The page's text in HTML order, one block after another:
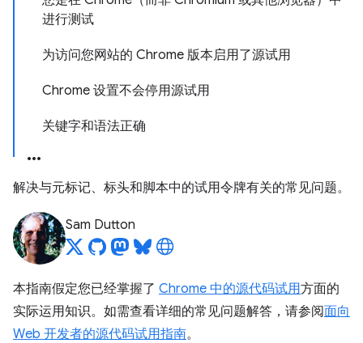
进行测试
为访问您网站的 Chrome 版本启用了源试用
Chrome 设置不会停用源试用
关键字和语法正确
解决与元标记、标头和脚本中的试用令牌有关的常见问题。
Sam Dutton
本指南假定您已经掌握了 Chrome 中的源代码试用方面的
实际运用知识。如需查看详细的常见问题解答，请参阅面向
Web 开发者的源代码试用指南。